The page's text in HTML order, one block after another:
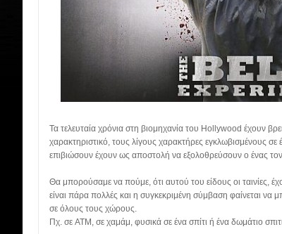
Τα τελευταία χρόνια στη βιομηχανία του Hollywood έχουν
χαρακτηριστικό, τους λίγους χαρακτήρες εγκλωβισμένους
επιβιώσουν έχουν ως αποστολή να εξολοθρεύσουν ο ένας
Θα μπορούσαμε να πούμε, ότι αυτού του είδους οι ταινίες,
είναι πάρα πολλές και η συγκεκριμένη σύμβαση φαίνεται να
σε όλους τους χώρους.
Πχ. σε ATM, σε χαμάμ, φυσικά σε ένα σπίτι ή ένα δωμάτιο